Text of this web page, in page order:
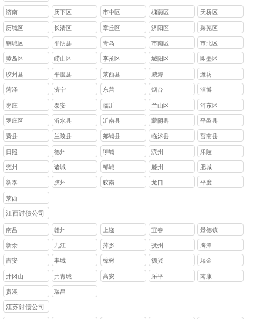
济南 历下区 市中区 槐荫区 天桥区
历城区 长清区 章丘区 济阳区 莱芜区
钢城区 平阴县 青岛 市南区 市北区
黄岛区 崂山区 李沧区 城阳区 即墨区
胶州县 平度县 莱西县 威海 潍坊
菏泽 济宁 东营 烟台 淄博
枣庄 泰安 临沂 兰山区 河东区
罗庄区 沂水县 沂南县 蒙阴县 平邑县
费县 兰陵县 郯城县 临沭县 莒南县
日照 德州 聊城 滨州 乐陵
兖州 诸城 邹城 滕州 肥城
新泰 胶州 胶南 龙口 平度
莱西
江西讨债公司
南昌 赣州 上饶 宜春 景德镇
新余 九江 萍乡 抚州 鹰潭
吉安 丰城 樟树 德兴 瑞金
井冈山 共青城 高安 乐平 南康
贵溪 瑞昌
江苏讨债公司